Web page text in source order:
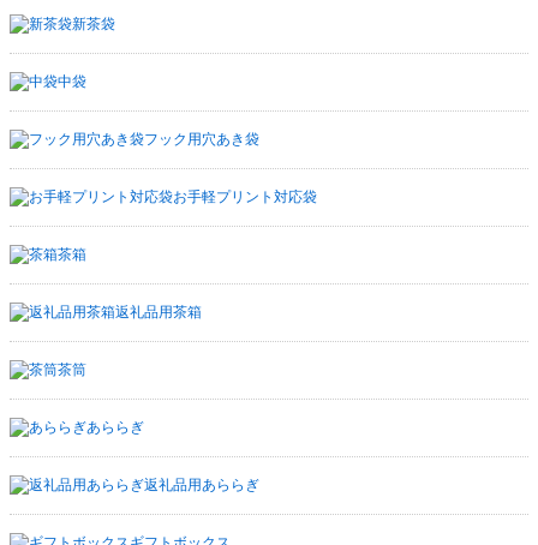
新茶袋
中袋
フック用穴あき袋
お手軽プリント対応袋
茶箱
返礼品用茶箱
茶筒
あららぎ
返礼品用あららぎ